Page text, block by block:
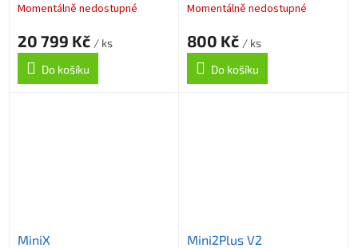
Momentálně nedostupné
20 799 Kč / ks
Do košíku
Momentálně nedostupné
800 Kč / ks
Do košíku
MiniX Mini2Plus V2